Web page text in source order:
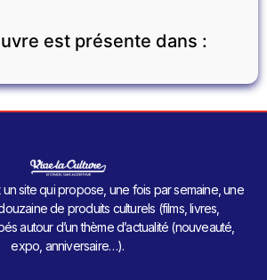
est présente dans :
site qui propose, une fois par semaine, une
de produits culturels (films, livres,
autour d’un thème d’actualité (nouveauté,
expo, anniversaire…).